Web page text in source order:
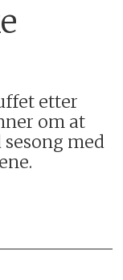
etter
om at
med